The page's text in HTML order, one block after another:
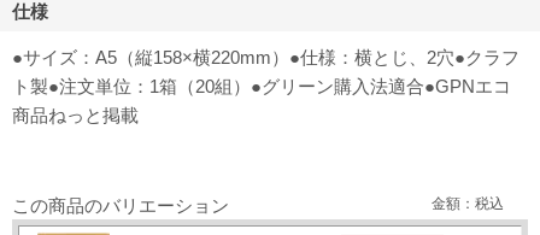
仕様
●サイズ：A5（縦158×横220mm）●仕様：横とじ、2穴●クラフ
ト製●注文単位：1箱（20組）●グリーン購入法適合●GPNエコ
商品ねっと掲載
この商品のバリエーション 金額：税込